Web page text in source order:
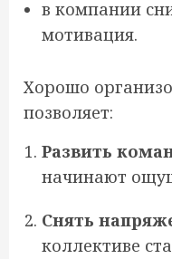
в компании
мотивация.
Хорошо
позволяет:
Развить
начинают
Снять
коллективе